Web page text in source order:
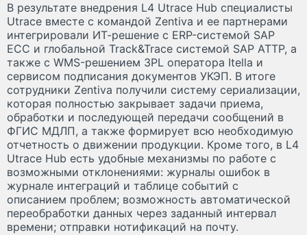
В результате внедрения L4 Utrace Hub специалисты
Utrace вместе с командой Zentiva и ее партнерами
интегрировали ИТ-решение с ERP-системой SAP
ECC и глобальной Track&Trace системой SAP ATTP, а
также с WMS-решением 3PL оператора Itella и
сервисом подписания документов УКЭП. В итоге
сотрудники Zentiva получили систему сериализации,
которая полностью закрывает задачи приема,
обработки и последующей передачи сообщений в
ФГИС МДЛП, а также формирует всю необходимую
отчетность о движении продукции. Кроме того, в L4
Utrace Hub есть удобные механизмы по работе с
возможными отклонениями: журналы ошибок в
журнале интеграций и таблице событий с
описанием проблем; возможность автоматической
переобработки данных через заданный интервал
времени; отправки нотификаций на почту.